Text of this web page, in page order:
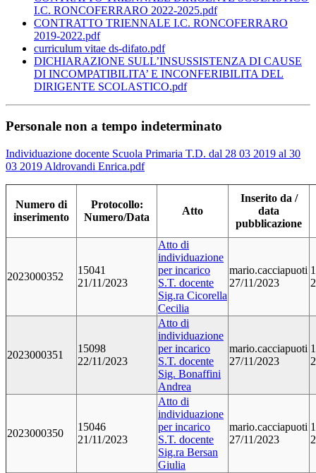
I.C. RONCOFERRARO 2022-2025.pdf
CONTRATTO TRIENNALE I.C. RONCOFERRARO
2019-2022.pdf
curriculum vitae ds-difato.pdf
DICHIARAZIONE SULL’INSUSSISTENZA DI CAUSE
DI INCOMPATIBILITA’ E INCONFERIBILITA DEL
DIRIGENTE SCOLASTICO.pdf
Personale non a tempo indeterminato
Individuazione docente Scuola Primaria T.D. dal 28 03 2019 al 30
03 2019 Aldrovandi Enrica.pdf
Numero di
inserimento
Protocollo:
Numero/Data
Atto
Inserito da /
data
pubblicazione
2023000352
15041
21/11/2023
Atto di
individuazione
per incarico
S.T. docente
Sig.ra Cicorella
Cecilia
mario.cacciapuoti
27/11/2023
2023000351
15098
22/11/2023
Atto di
individuazione
per incarico
S.T. docente
Sig. Bonaffini
Andrea
mario.cacciapuoti
27/11/2023
2023000350
15046
21/11/2023
Atto di
individuazione
per incarico
S.T. docente
Sig.ra Bersan
Giulia
mario.cacciapuoti
27/11/2023